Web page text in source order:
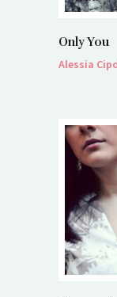
Only You
Alessia